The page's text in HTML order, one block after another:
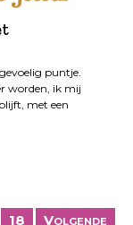
puntje.
worden, ik mij
met een
18 Volgende